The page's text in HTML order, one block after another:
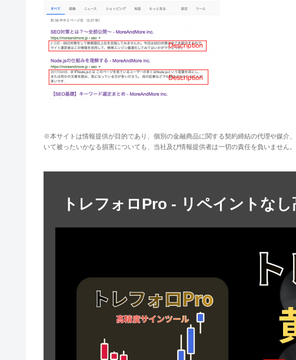
※本サイトは情報提供が目的であり、個別の金融商品に関する契約締結の代理や媒介
いて被ったいかなる損害についても、当社及び情報提供者は一切の責任を負いません。
トレフォロPro - リペイントな